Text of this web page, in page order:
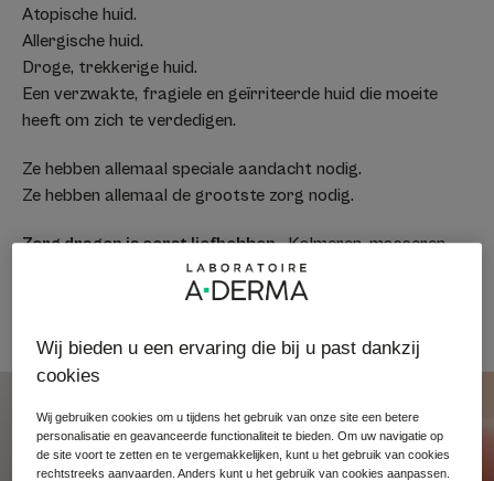
Atopische huid.
Allergische huid.
Droge, trekkerige huid.
Een verzwakte, fragiele en geïrriteerde huid die moeite
heeft om zich te verdedigen.
Ze hebben allemaal speciale aandacht nodig.
Ze hebben allemaal de grootste zorg nodig.
Zorg dragen is eerst liefhebben.Kalmeren, masseren,
Zorg dragen voor een fragiele huid vereist de nodige zorg
Wij bieden u een ervaring die bij u past dankzij
cookies
Wij gebruiken cookies om u tijdens het gebruik van onze site een betere
personalisatie en geavanceerde functionaliteit te bieden. Om uw navigatie op
de site voort te zetten en te vergemakkelijken, kunt u het gebruik van cookies
rechtstreeks aanvaarden. Anders kunt u het gebruik van cookies aanpassen.